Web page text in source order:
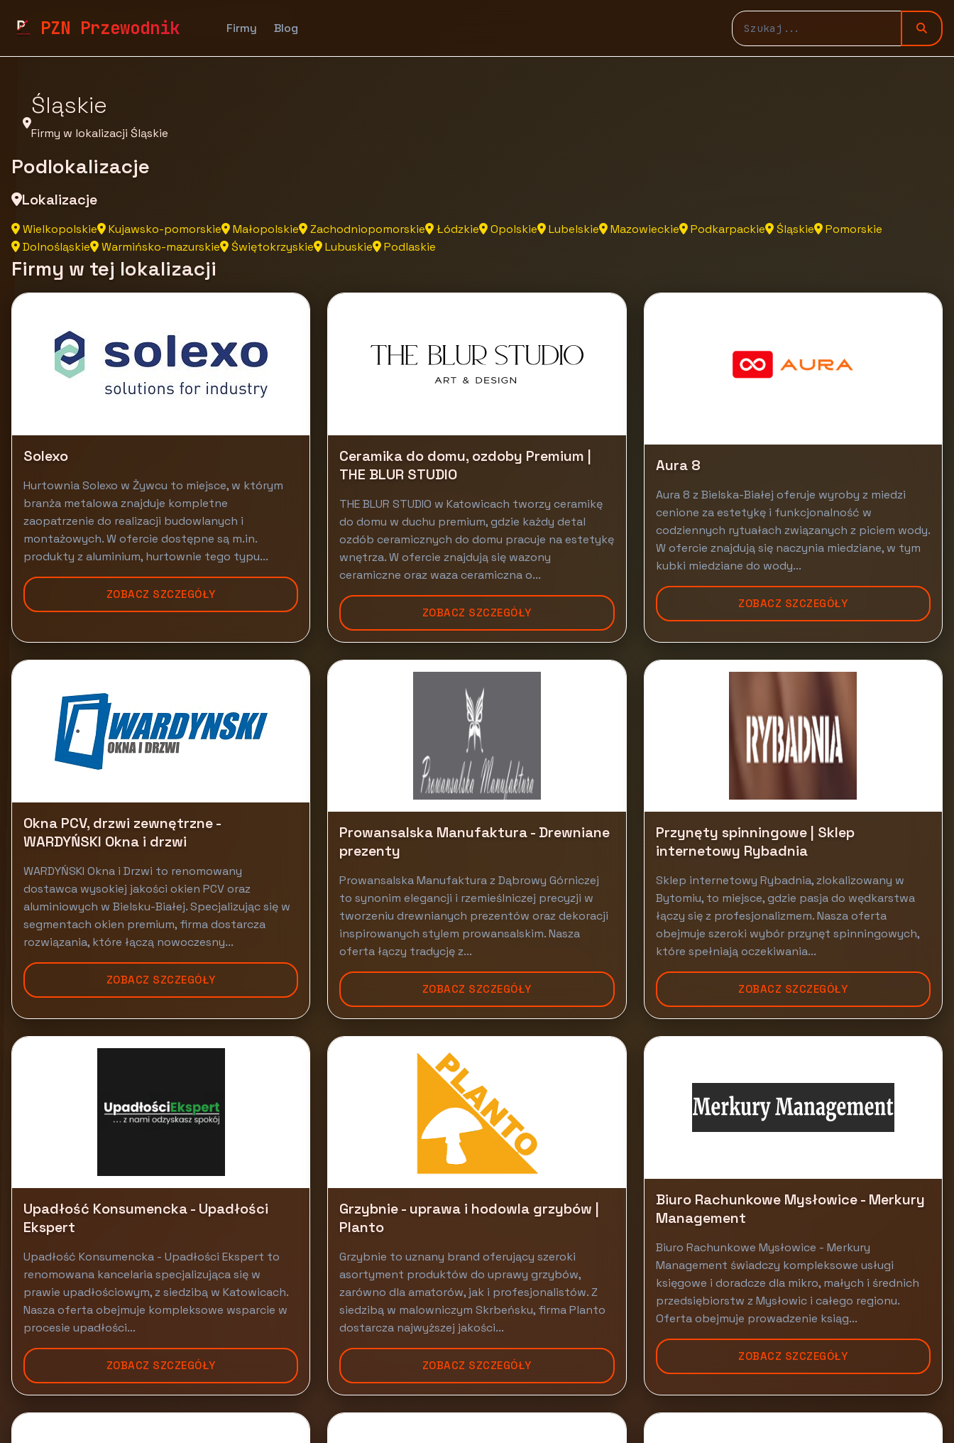
PZN Przewodnik Firmy Blog
pzn.malopolska.pl Firmy Firmy z województwa
Śląskie
Firmy w lokalizacji Śląskie
Podlokalizacje
Lokalizacje
Wielkopolskie Kujawsko-pomorskie Małopolskie Zachodniopomorskie Łódzkie Opolskie Lubelskie Mazowieckie Podkarpackie Śląskie
Pomorskie
Dolnośląskie
Warmińsko-mazurskie Świętokrzyskie Lubuskie Podlaskie
Firmy w tej lokalizacji
Solexo
Hurtownia Solexo w Żywcu to miejsce, w którym
branża metalowa znajduje kompletne
zaopatrzenie do realizacji budowlanych i
montażowych. W ofercie dostępne są m.in.
produkty z aluminium, hurtownie tego typu...
ZOBACZ SZCZEGÓŁY
Ceramika do domu, ozdoby Premium |
THE BLUR STUDIO
THE BLUR STUDIO w Katowicach tworzy ceramikę
do domu w duchu premium, gdzie każdy detal
ozdób ceramicznych do domu pracuje na estetykę
wnętrza. W ofercie znajdują się wazony
ceramiczne oraz waza ceramiczna o...
ZOBACZ SZCZEGÓŁY
Aura 8
Aura 8 z Bielska-Białej oferuje wyroby z miedzi
cenione za estetykę i funkcjonalność w
codziennych rytuałach związanych z piciem wody.
W ofercie znajdują się naczynia miedziane, w tym
kubki miedziane do wody...
ZOBACZ SZCZEGÓŁY
Okna PCV, drzwi zewnętrzne -
WARDYŃSKI Okna i drzwi
WARDYŃSKI Okna i Drzwi to renomowany
dostawca wysokiej jakości okien PCV oraz
aluminiowych w Bielsku-Białej. Specjalizując się w
segmentach okien premium, firma dostarcza
rozwiązania, które łączą nowoczesny...
ZOBACZ SZCZEGÓŁY
Prowansalska Manufaktura - Drewniane
prezenty
Prowansalska Manufaktura z Dąbrowy Górniczej
to synonim elegancji i rzemieślniczej precyzji w
tworzeniu drewnianych prezentów oraz dekoracji
inspirowanych stylem prowansalskim. Nasza
oferta łączy tradycję z...
ZOBACZ SZCZEGÓŁY
Przynęty spinningowe | Sklep
internetowy Rybadnia
Sklep internetowy Rybadnia, zlokalizowany w
Bytomiu, to miejsce, gdzie pasja do wędkarstwa
łączy się z profesjonalizmem. Nasza oferta
obejmuje szeroki wybór przynęt spinningowych,
które spełniają oczekiwania...
ZOBACZ SZCZEGÓŁY
Upadłość Konsumencka - Upadłości
Ekspert
Upadłość Konsumencka - Upadłości Ekspert to
renomowana kancelaria specjalizująca się w
prawie upadłościowym, z siedzibą w Katowicach.
Nasza oferta obejmuje kompleksowe wsparcie w
procesie upadłości...
ZOBACZ SZCZEGÓŁY
Grzybnie - uprawa i hodowla grzybów |
Planto
Grzybnie to uznany brand oferujący szeroki
asortyment produktów do uprawy grzybów,
zarówno dla amatorów, jak i profesjonalistów. Z
siedzibą w malowniczym Skrbeńsku, firma Planto
dostarcza najwyższej jakości...
ZOBACZ SZCZEGÓŁY
Biuro Rachunkowe Mysłowice - Merkury
Management
Biuro Rachunkowe Mysłowice - Merkury
Management świadczy kompleksowe usługi
księgowe i doradcze dla mikro, małych i średnich
przedsiębiorstw z Mysłowic i całego regionu.
Oferta obejmuje prowadzenie ksiąg...
ZOBACZ SZCZEGÓŁY